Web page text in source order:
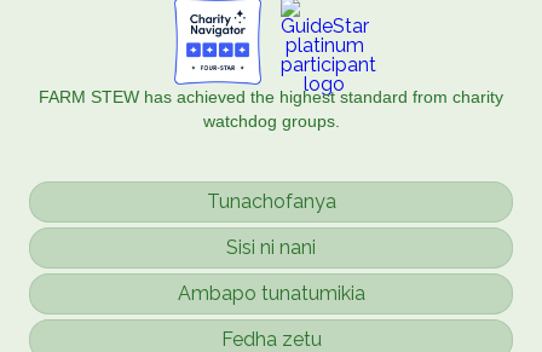
FARM STEW has achieved the highest standard from charity
watchdog groups.
Tunachofanya
Sisi ni nani
Ambapo tunatumikia
Fedha zetu